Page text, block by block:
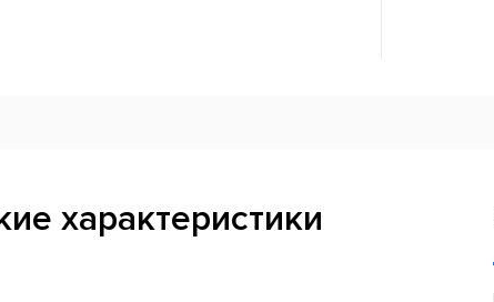
характеристики